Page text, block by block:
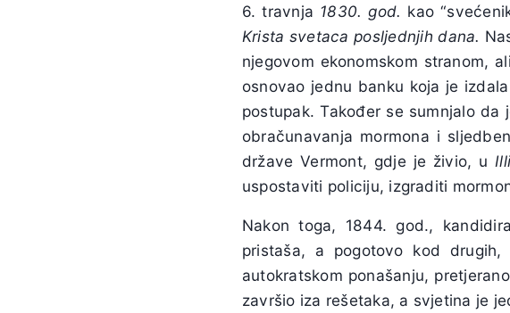
6. travnja 1830. god. kao
Krista svetaca posljednjih dana.
njegovom ekonomskom stranom,
osnovao jednu banku koja je
postupak. Također se sumnjalo
obračunavanja mormona i
države Vermont, gdje je živio, u
uspostaviti policiju, izgraditi
Nakon toga, 1844. god.,
pristaša, a pogotovo kod
autokratskom ponašanju,
završio iza rešetaka, a svjetina je